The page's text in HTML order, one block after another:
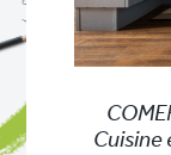
Cuisine